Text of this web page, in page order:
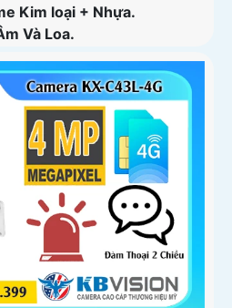
Kim loại + Nhựa.
Và Loa.